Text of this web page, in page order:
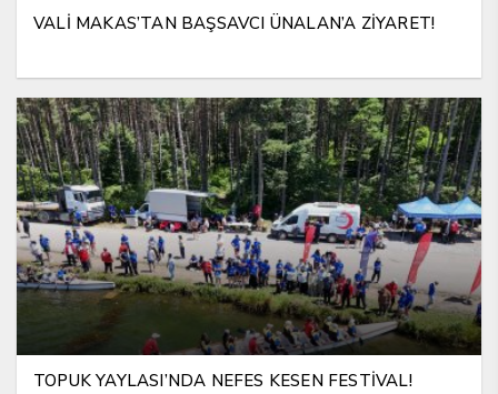
VALİ MAKAS’TAN BAŞSAVCI ÜNALAN’A ZİYARET!
TOPUK YAYLASI’NDA NEFES KESEN FESTİVAL!